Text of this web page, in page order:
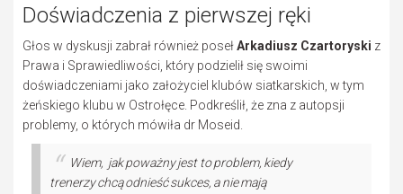
Doświadczenia z pierwszej ręki
Głos w dyskusji zabrał również posełArkadiusz Czartoryski z
Prawa i Sprawiedliwości, który podzielił się swoimi
doświadczeniami jako założyciel klubów siatkarskich, w tym
żeńskiego klubu w Ostrołęce. Podkreślił, że zna z autopsji
problemy, o których mówiła dr Moseid.
Wiem, jak poważny jest to problem, kiedy
trenerzy chcą odnieść sukces, a nie mają